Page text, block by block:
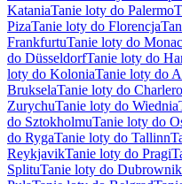
KataniaTanie loty do Palermo
PizaTanie loty do Florencja
FrankfurtuTanie loty do
do DüsseldorfTanie loty do
loty do KoloniaTanie loty do
BrukselaTanie loty do
ZurychuTanie loty do Wiednia
do SztokholmuTanie loty do
do RygaTanie loty do Tallinn
ReykjavikTanie loty do Pragi
SplituTanie loty do